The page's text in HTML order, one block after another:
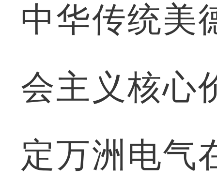
中华传统美
会主义核心
定万洲电气